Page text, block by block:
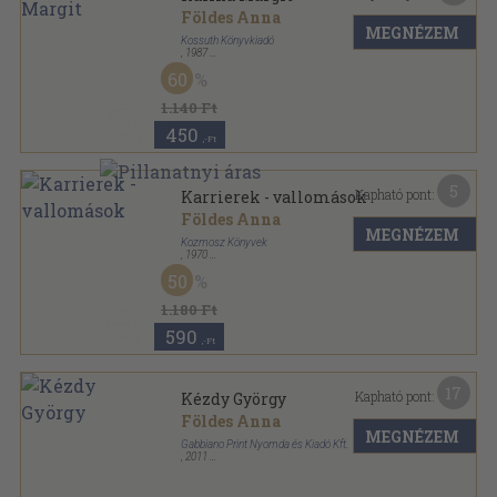
Földes Anna
Kossuth Könyvkiadó
1987
Fűzött kemény papírkötés
1.140 Ft
60
450 ,-Ft
MEGNÉZEM
Karrierek - vallomások
Földes Anna
Kozmosz Könyvek
1970
Fűzött papírkötés
1.180 Ft
50
590 ,-Ft
Kapható pont:
MEGNÉZEM
Kézdy György
Földes Anna
Gabbiano Print Nyomda és Kiadó Kft.
2011
Kapható pont:
MEGNÉZEM